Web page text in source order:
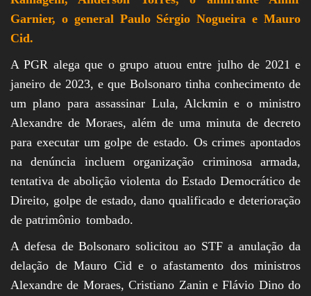
Garnier, o general Paulo Sérgio Nogueira e Mauro
Cid.
A PGR alega que o grupo atuou entre julho de 2021 e
janeiro de 2023, e que Bolsonaro tinha conhecimento de
um plano para assassinar Lula, Alckmin e o ministro
Alexandre de Moraes, além de uma minuta de decreto
para executar um golpe de estado. Os crimes apontados
na denúncia incluem organização criminosa armada,
tentativa de abolição violenta do Estado Democrático de
Direito, golpe de estado, dano qualificado e deterioração
de patrimônio tombado.
A defesa de Bolsonaro solicitou ao STF a anulação da
delação de Mauro Cid e o afastamento dos ministros
Alexandre de Moraes, Cristiano Zanin e Flávio Dino do